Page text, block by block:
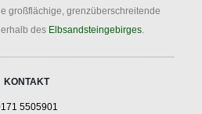
großflächige, grenzüberschreitende
des Elbsandsteingebirges.
KONTAKT
5505901